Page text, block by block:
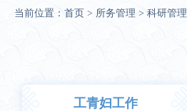
当前位置： 首页 > 所务管理 > 科研管理
工青妇工作